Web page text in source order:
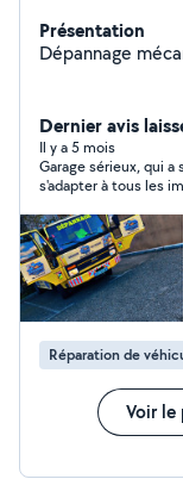
Présentation
Dépannage
Dernier avis
Il y a 5 mois
Garage sérieux, qui
s'adapter à tous les
Réparation de
Voir le